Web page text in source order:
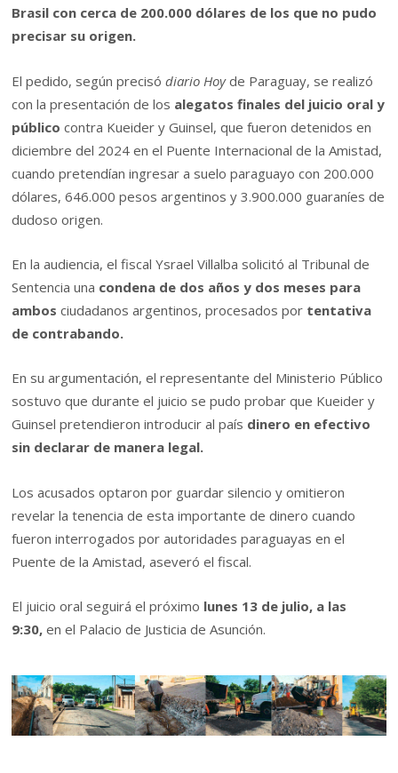
Brasil con cerca de 200.000 dólares de los que no pudo
precisar su origen.
El pedido, según precisódiario Hoyde Paraguay, se realizó
con la presentación de los alegatos finales del juicio oral y
público contra Kueider y Guinsel, que fueron detenidos en
diciembre del 2024 en el Puente Internacional de la Amistad,
cuando pretendían ingresar a suelo paraguayo con 200.000
dólares, 646.000 pesos argentinos y 3.900.000 guaraníes de
dudoso origen.
En la audiencia, el fiscal Ysrael Villalba solicitó al Tribunal de
Sentencia una condena de dos años y dos meses para
ambosciudadanos argentinos, procesados por tentativa
de contrabando.
En su argumentación, el representante del Ministerio Público
sostuvo que durante el juicio se pudo probar que Kueider y
Guinsel pretendieron introducir al país dinero en efectivo
sin declarar de manera legal.
Los acusados optaron por guardar silencio y omitieron
revelar la tenencia de esta importante de dinero cuando
fueron interrogados por autoridades paraguayas en el
Puente de la Amistad, aseveró el fiscal.
El juicio oral seguirá el próximo lunes 13 de julio, a las
9:30,en el Palacio de Justicia de Asunción.